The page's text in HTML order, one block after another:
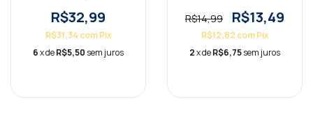
R$32,99
R$31,34 com Pix
6x deR$5,50 sem juros
R$14,99 R$13,49
R$12,82 com Pix
2x deR$6,75sem juros